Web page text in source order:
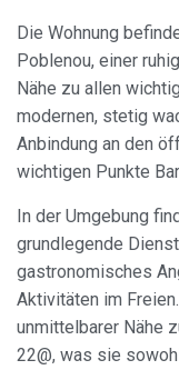
Die Wohnung
Poblenou, einer
Nähe zu allen
modernen, stetig
Anbindung an den
wichtigen Punkte
In der Umgebung
grundlegende
gastronomisches
Aktivitäten im
unmittelbarer Nähe
22@, was sie
Marketing und
Diese Cookies
die Präferenzen
Benutzers durch
Surfgewohnheiten
die
Werbung in Bezug
anzeigen.